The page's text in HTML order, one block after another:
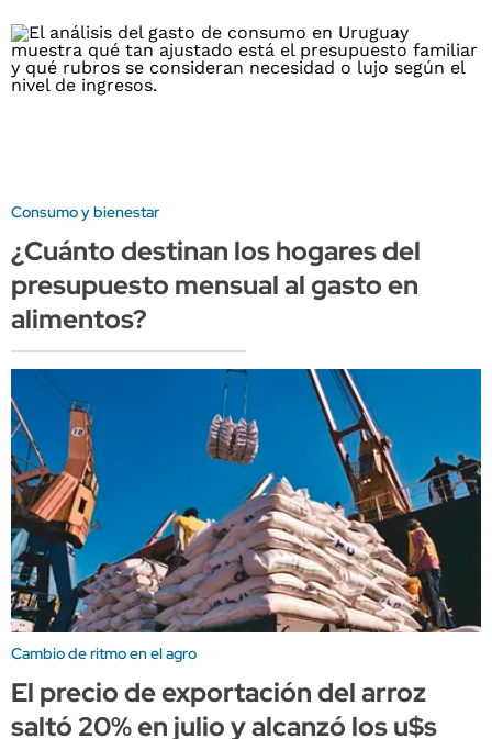
Consumo y bienestar
¿Cuánto destinan los hogares del
presupuesto mensual al gasto en
alimentos?
Cambio de ritmo en el agro
El precio de exportación del arroz
saltó 20% en julio y alcanzó los u$s